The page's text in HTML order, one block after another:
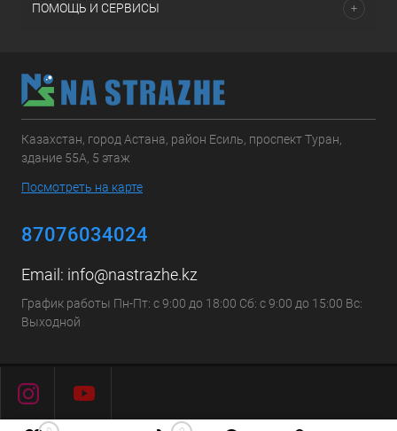
ПОМОЩЬ И СЕРВИСЫ
Казахстан, город Астана, район Есиль, проспект Туран,
здание 55А, 5 этаж
Посмотреть на карте
87076034024
Email: info@nastrazhe.kz
График работы Пн-Пт: с 9:00 до 18:00 Сб: с 9:00 до 15:00 Вс:
Выходной